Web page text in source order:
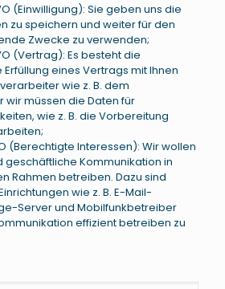
(Einwilligung): Sie geben uns die
zu speichern und weiter für den
Zwecke zu verwenden;
(Vertrag): Es besteht die
eines Vertrags mit Ihnen
wie z. B. dem
müssen die Daten für
wie z. B. die Vorbereitung
(Berechtigte Interessen): Wir wollen
geschäftliche Kommunikation in
Rahmen betreiben. Dazu sind
wie z. B. E-Mail-
Server und Mobilfunkbetreiber
effizient betreiben zu